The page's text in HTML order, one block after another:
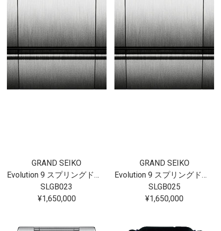
GRAND SEIKO
Evolution 9 スプリングドライブU.F.A. Ushio 300 Diver SLGB023
SLGB023
¥1,650,000
GRAND SEIKO
Evolution 9 スプリングドライブU.F.A. Ushio 300 Diver SLGB025
SLGB025
¥1,650,000